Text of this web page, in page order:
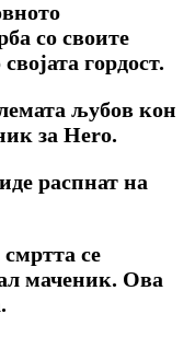
co своите
гордост.
љубов кон
за Hero.
распнат на
се
маченик. Ова